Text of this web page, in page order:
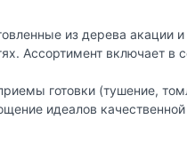
из дерева акации и
Ассортимент включает в
готовки (тушение,
идеалов качественной